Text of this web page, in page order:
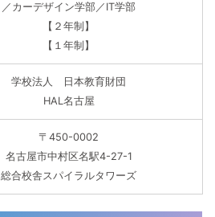
／カーデザイン学部／IT学部
【２年制】
【１年制】
学校法人 日本教育財団
HAL名古屋
〒450-0002
名古屋市中村区名駅4-27-1
総合校舎スパイラルタワーズ